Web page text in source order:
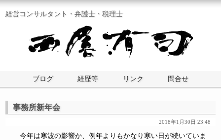
経営コンサルタント・弁護士・税理士
ブログ 経歴等 リンク 問合せ
事務所新年会
2018年1月30日 23:48
今年は寒波の影響か、例年よりもかなり寒い日が続いていま